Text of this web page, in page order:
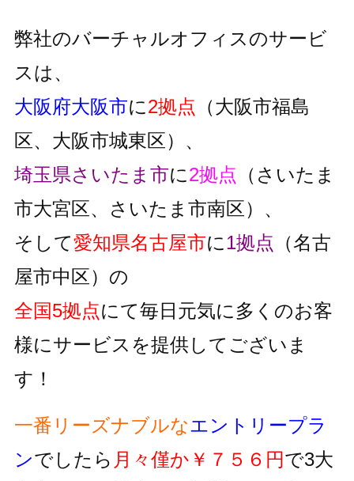
弊社のバーチャルオフィスのサービ
スは、
大阪府大阪市に2拠点 （大阪市福島
区、大阪市城東区）、
埼玉県さいたま市に2拠点 （さいたま
市大宮区、さいたま市南区）、
そして愛知県名古屋市に1拠点 （名古
屋市中区）の
全国5拠点にて毎日元気に多くのお客
様にサービスを提供してございま
す！
一番リーズナブルなエントリープラ
ンでしたら 月々僅か￥７５６円で3大